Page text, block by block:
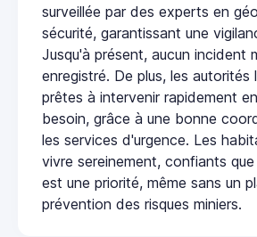
surveillée par des experts en
sécurité, garantissant une
Jusqu'à présent, aucun incident
enregistré. De plus, les autorités
prêtes à intervenir rapidement
besoin, grâce à une bonne
les services d'urgence. Les
vivre sereinement, confiants que
est une priorité, même sans un
prévention des risques miniers.